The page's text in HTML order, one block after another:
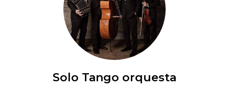
Solo Tango orquesta